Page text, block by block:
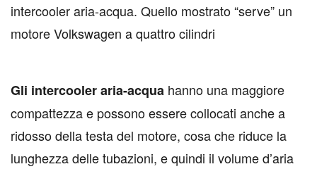
intercooler aria-acqua. Quello mostrato “serve” un
motore Volkswagen a quattro cilindri
Gli intercooler aria-acqua hanno una maggiore
compattezza e possono essere collocati anche a
ridosso della testa del motore, cosa che riduce la
lunghezza delle tubazioni, e quindi il volume d’aria